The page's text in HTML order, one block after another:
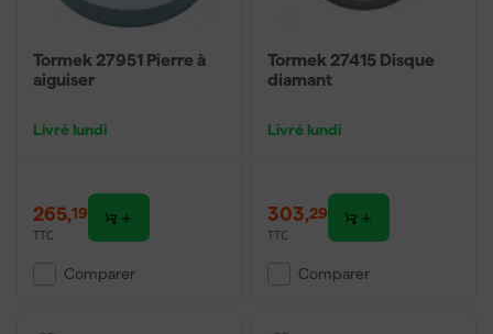
Tormek 27951 Pierre à
aiguiser
Livré lundi
265,19
TTC
Comparer
Tormek 27415 Disque
diamant
Livré lundi
303,29
TTC
Comparer